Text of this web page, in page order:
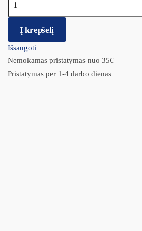
Į krepšelį
Išsaugoti
Nemokamas pristatymas nuo 35€
Pristatymas per 1-4 darbo dienas